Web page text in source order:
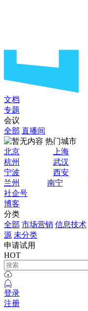
文档
专题
会议
全部 直播间
热门城市
北京
上海
杭州
武汉
宁波
西安
兰州
南宁
社企号
博客
分类
全部 市场营销 信息技术
源 未分类
申请试用
HOT
登录
注册